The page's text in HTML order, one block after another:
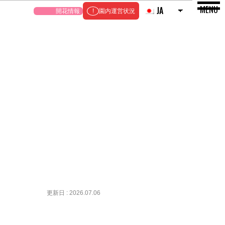
開花情報 園内運営状況 JA MENU
更新日 : 2026.07.06